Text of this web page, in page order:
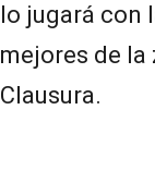
lo jugará con
mejores de la
Clausura.